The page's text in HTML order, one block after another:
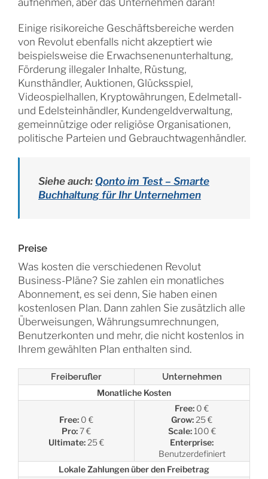
aufnehmen, aber das Unternehmen daran!
Einige risikoreiche Geschäftsbereiche werden
von Revolut ebenfalls nicht akzeptiert wie
beispielsweise die Erwachsenenunterhaltung,
Förderung illegaler Inhalte, Rüstung,
Kunsthändler, Auktionen, Glücksspiel,
Videospielhallen, Kryptowährungen, Edelmetall-
und Edelsteinhändler, Kundengeldverwaltung,
gemeinnützige oder religiöse Organisationen,
politische Parteien und Gebrauchtwagenhändler.
Siehe auch: Qonto im Test – Smarte
Buchhaltung für Ihr Unternehmen
Preise
Was kosten die verschiedenen Revolut
Business-Pläne? Sie zahlen ein monatliches
Abonnement, es sei denn, Sie haben einen
kostenlosen Plan. Dann zahlen Sie zusätzlich alle
Überweisungen, Währungsumrechnungen,
Benutzerkonten und mehr, die nicht kostenlos in
Ihrem gewählten Plan enthalten sind.
Freiberufler Unternehmen
Monatliche Kosten
Free: 0 €
Pro:7 €
Ultimate: 25 €
Free: 0 €
Grow: 25 €
Scale: 100 €
Enterprise:
Benutzerdefiniert
Lokale Zahlungen über den Freibetrag